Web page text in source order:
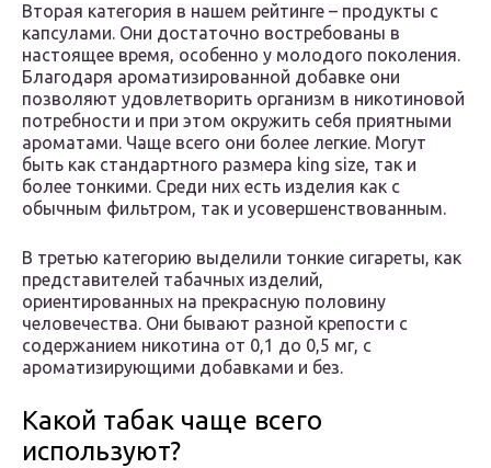
Вторая категория в нашем рейтинге – продукты с
капсулами. Они достаточно востребованы в
настоящее время, особенно у молодого поколения.
Благодаря ароматизированной добавке они
позволяют удовлетворить организм в никотиновой
потребности и при этом окружить себя приятными
ароматами. Чаще всего они более легкие. Могут
быть как стандартного размера king size, так и
более тонкими. Среди них есть изделия как с
обычным фильтром, так и усовершенствованным.
В третью категорию выделили тонкие сигареты, как
представителей табачных изделий,
ориентированных на прекрасную половину
человечества. Они бывают разной крепости с
содержанием никотина от 0,1 до 0,5 мг, с
ароматизирующими добавками и без.
Какой табак чаще всего
используют?